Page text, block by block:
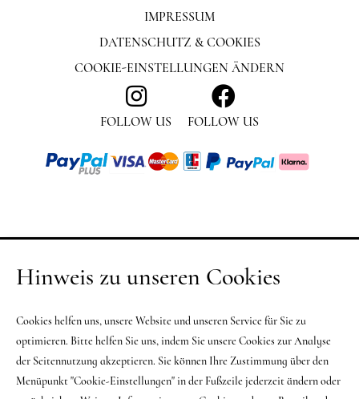
FOLLOW US FOLLOW US
IMPRESSUM
DATENSCHUTZ & COOKIES
COOKIE-EINSTELLUNGEN ÄNDERN
Hinweis zu unseren Cookies
Cookies helfen uns, unsere Website und unseren Service für Sie zu
optimieren. Bitte helfen Sie uns, indem Sie unsere Cookies zur Analyse
der Seitennutzung akzeptieren. Sie können Ihre Zustimmung über den
Menüpunkt "Cookie-Einstellungen" in der Fußzeile jederzeit ändern oder